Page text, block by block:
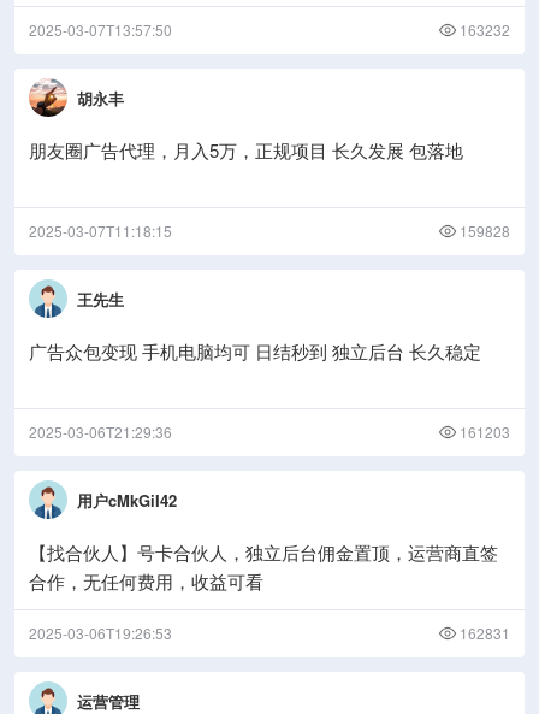
2025-03-07T13:57:50 163232
胡永丰
朋友圈广告代理，月入5万，正规项目 长久发展 包落地
2025-03-07T11:18:15 159828
王先生
广告众包变现 手机电脑均可 日结秒到 独立后台 长久稳定
2025-03-06T21:29:36 161203
用户cMkGiI42
【找合伙人】号卡合伙人，独立后台佣金置顶，运营商直签
合作，无任何费用，收益可看
2025-03-06T19:26:53 162831
运营管理